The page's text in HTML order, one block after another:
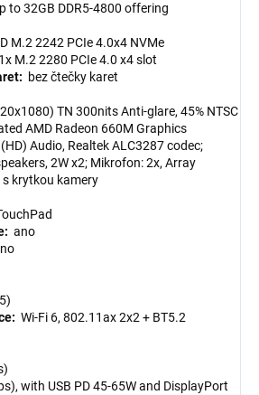
to 32GB DDR5-4800 offering
M.2 2242 PCIe 4.0x4 NVMe
1x M.2 2280 PCIe 4.0 x4 slot
bez čtečky karet
TN 300nits Anti-glare, 45% NTSC
AMD Radeon 660M Graphics
Audio, Realtek ALC3287 codec;
2W x2; Mikrofon: 2x, Array
s krytkou kamery
ano
Wi-Fi 6, 802.11ax 2x2 + BT5.2
with USB PD 45-65W and DisplayPort